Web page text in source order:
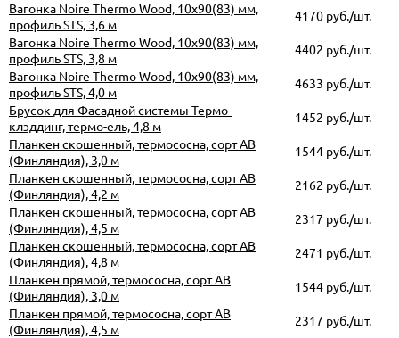
Вагонка Noire Thermo Wood, 10х90(83) мм,
профиль STS, 3,6 м
4170 руб./шт.
Вагонка Noire Thermo Wood, 10х90(83) мм,
профиль STS, 3,8 м
4402 руб./шт.
Вагонка Noire Thermo Wood, 10х90(83) мм,
профиль STS, 4,0 м
4633 руб./шт.
Брусок для Фасадной системы Термо-
клэддинг, термо-ель, 4,8 м
1452 руб./шт.
Планкен скошенный, термососна, сорт АВ
(Финляндия), 3,0 м
1544 руб./шт.
Планкен скошенный, термососна, сорт АВ
(Финляндия), 4,2 м
2162 руб./шт.
Планкен скошенный, термососна, сорт АВ
(Финляндия), 4,5 м
2317 руб./шт.
Планкен скошенный, термососна, сорт АВ
(Финляндия), 4,8 м
2471 руб./шт.
Планкен прямой, термососна, сорт АВ
(Финляндия), 3,0 м
1544 руб./шт.
Планкен прямой, термососна, сорт АВ
(Финляндия), 4,5 м
2317 руб./шт.